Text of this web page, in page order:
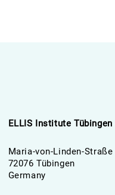
ELLIS Institute Tübingen
Maria-von-Linden-Straße
72076 Tübingen
Germany